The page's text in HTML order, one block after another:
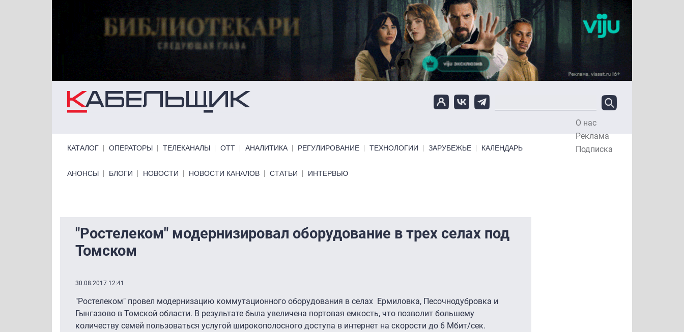
О нас
Реклама
Подписка
КАТАЛОГ ОПЕРАТОРЫ ТЕЛЕКАНАЛЫ ОТТ АНАЛИТИКА РЕГУЛИРОВАНИЕ ТЕХНОЛОГИИ ЗАРУБЕЖЬЕ КАЛЕНДАРЬ
Primary links bottom
АНОНСЫ БЛОГИ НОВОСТИ НОВОСТИ КАНАЛОВ СТАТЬИ ИНТЕРВЬЮ
"Ростелеком" модернизировал оборудование в трех селах под
Томском
30.08.2017 12:41
"Ростелеком" провел модернизацию коммутационного оборудования в селах Ермиловка, Песочнодубровка и
Гынгазово в Томской области. В результате была увеличена портовая емкость, что позволит большему
количеству семей пользоваться услугой широкополосного доступа в интернет на скорости до 6 Мбит/сек.